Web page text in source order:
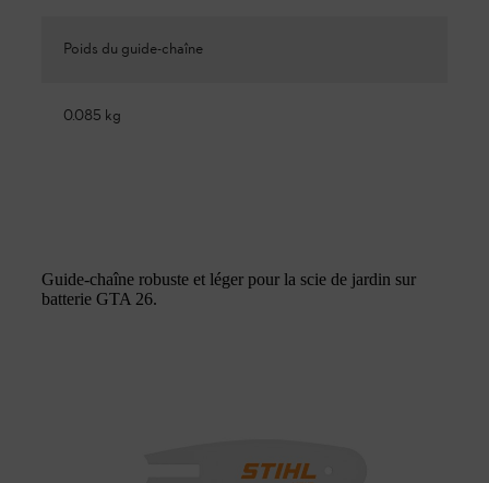
Poids du guide-chaîne
0.085 kg
Guide-chaîne robuste et léger pour la scie de jardin sur
batterie GTA 26.